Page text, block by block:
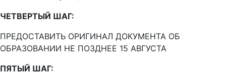
ЧЕТВЕРТЫЙ ШАГ:
ПРЕДОСТАВИТЬ ОРИГИНАЛ ДОКУМЕНТА ОБ
ОБРАЗОВАНИИ НЕ ПОЗДНЕЕ 15 АВГУСТА
ПЯТЫЙ ШАГ: